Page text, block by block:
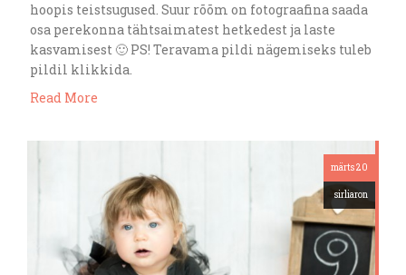
hoopis teistsugused. Suur rõõm on fotograafina saada
osa perekonna tähtsaimatest hetkedest ja laste
kasvamisest 🙂 PS! Teravama pildi nägemiseks tuleb
pildil klikkida.
Read More
märts 20
sirliaron